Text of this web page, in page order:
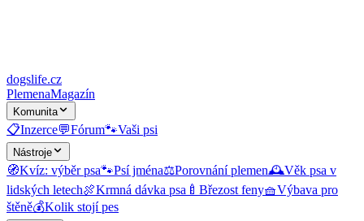
dogslife.cz
PlemenaMagazín
Komunita
📋Inzerce💬Fórum🐾Vaši psi
Nástroje
🧭Kvíz: výběr psa🐾Psí jména⚖️Porovnání plemen🕰️Věk psa v
lidských letech🍖Krmná dávka psa 🍼 Březost feny🧺Výbava pro
štěně💰Kolik stojí pes